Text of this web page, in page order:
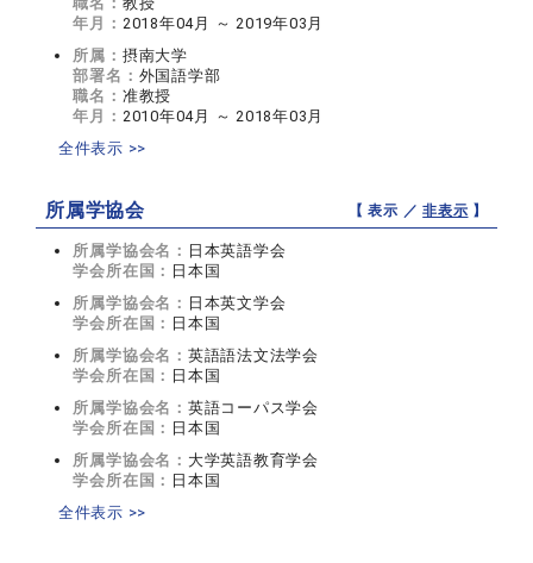
年月： 2018年04月 ～ 2019年03月
所属： 摂南大学
部署名： 外国語学部
職名： 准教授
年月： 2010年04月 ～ 2018年03月
全件表示 >>
所属学協会 【 表示 ／非表示 】
所属学協会名： 日本英語学会
学会所在国： 日本国
所属学協会名： 日本英文学会
学会所在国： 日本国
所属学協会名： 英語語法文法学会
学会所在国： 日本国
所属学協会名： 英語コーパス学会
学会所在国： 日本国
所属学協会名： 大学英語教育学会
学会所在国： 日本国
全件表示 >>